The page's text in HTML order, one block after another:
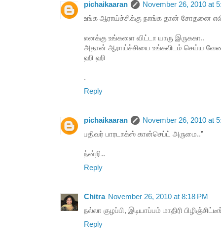
pichaikaaran
November 26, 2010 at
உங்க ஆராய்ச்சிக்கு நாங்க தான் சோதனை
எனக்கு உங்களை விட்டா யாரு இருககா..
அதான் ஆராய்ச்சியை உங்கலிடம் செய்ய
ஹி ஹி
.
Reply
pichaikaaran
November 26, 2010 at
பதிவர் பாரடாக்ஸ் கான்செப்ட் அருமை..”
ந்ன்றி..
Reply
Chitra November 26, 2010 at 8:18 PM
நல்லா குழப்பி, இடியாப்பம் மாதிரி
Reply